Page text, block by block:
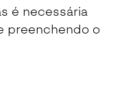
é necessária
preenchendo o